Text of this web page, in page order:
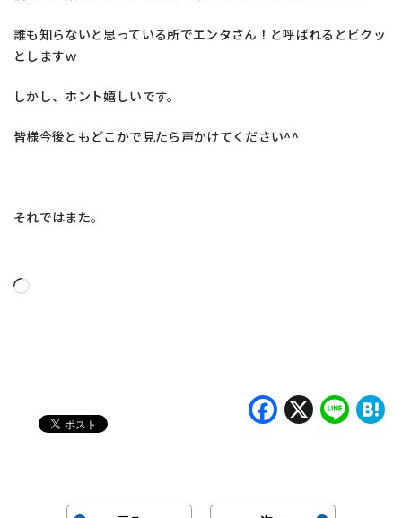
誰も知らないと思っている所でエンタさん！と呼ばれるとビクッ
としますｗ
しかし、ホント嬉しいです。
皆様今後ともどこかで見たら声かけてください^^
それではまた。
読
X